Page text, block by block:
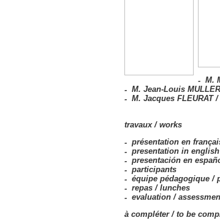
M.
M. Jean-Louis
M. Jacques FLEURAT
travaux / works
présentation en
presentation in english
presentación en
participants
équipe pédagogique /
repas / lunches
evaluation /
à compléter / to be